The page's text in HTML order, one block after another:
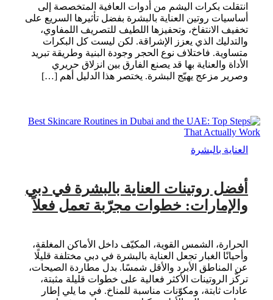
انتقلت بكرات اليشم من أدوات العافية المتخصصة إلى
أساسيات روتين العناية بالبشرة بفضل تأثيرها السريع على
تخفيف الانتفاخ، وتحفيزها اللطيف للتصريف اللمفاوي،
والتدليك الذي يعزز الإشراقة. لكن ليست كل البكرات
متساوية. فاختلاف نوع الحجر وجودة البنية وطريقة تبريد
الأداة والعناية بها قد يصنع الفارق بين انزلاق حريري
وصرير مزعج يهيّج البشرة. يختصر هذا الدليل أهم […]
العناية بالبشرة
أفضل روتينات العناية بالبشرة في دبي
والإمارات: خطوات مجرّبة تعمل فعلاً
الحرارة، الشمس القوية، المكيّف داخل الأماكن المغلقة،
وأحيانًا الغبار تجعل العناية بالبشرة في دبي مختلفة قليلًا
عن المناطق الأبرد والأقل شمسًا. بدل مطاردة الصيحات،
تركّز الروتينات الأكثر فعالية على خطوات قليلة مثبتة،
عادات ثابتة، ومكوّنات مناسبة للمناخ. في ما يلي إطار